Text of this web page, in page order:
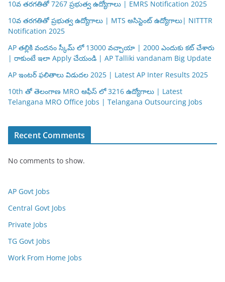
10వ తరగతితో 7267 ప్రభుత్వ ఉద్యోగాలు | EMRS Notification 2025
10వ తరగతితో ప్రభుత్వ ఉద్యోగాలు | MTS అసిస్టెంట్ ఉద్యోగాలు| NITTTR
Notification 2025
AP తల్లికి వందనం స్కీమ్ లో 13000 వచ్చాయా | 2000 ఎందుకు కట్ చేశారు
| రాకుంటే ఇలా Apply చేయండి | AP Talliki vandanam Big Update
AP ఇంటర్ ఫలితాలు విడుదల 2025 | Latest AP Inter Results 2025
10th తో తెలంగాణ MRO ఆఫీస్ లో 3216 ఉద్యోగాలు | Latest
Telangana MRO Office Jobs | Telangana Outsourcing Jobs
Recent Comments
No comments to show.
AP Govt Jobs
Central Govt Jobs
Private Jobs
TG Govt Jobs
Work From Home Jobs